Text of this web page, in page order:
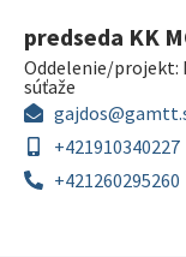
predseda KK
Oddelenie/projekt:
súťaže
+421910340227
+421260295260